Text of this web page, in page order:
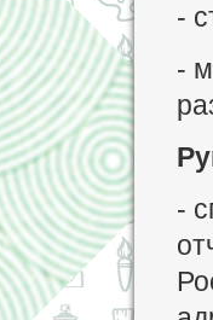
-
-
-